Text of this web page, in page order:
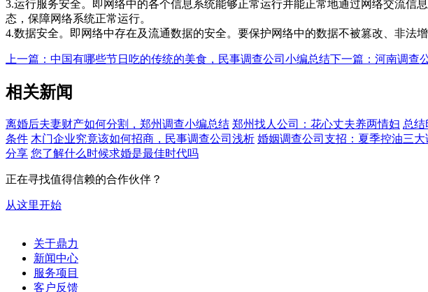
3.运行服务安全。即网络中的各个信息系统能够正常运行并能正常地通过网络交流
态，保障网络系统正常运行。
4.数据安全。即网络中存在及流通数据的安全。要保护网络中的数据不被篡改、非法
上一篇：中国有哪些节日吃的传统的美食，民事调查公司小编总结下一篇：河南调查
相关新闻
离婚后夫妻财产如何分割，郑州调查小编总结 郑州找人公司：花心丈夫养两情妇 总结
条件 木门企业究竟该如何招商，民事调查公司浅析 婚姻调查公司支招：夏季控油三大
分享 您了解什么时候求婚是最佳时代吗
正在寻找值得信赖的合作伙伴？
从这里开始
关于鼎力
新闻中心
服务项目
客户反馈